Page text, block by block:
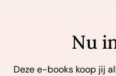
Nu
Deze e-books koop jij